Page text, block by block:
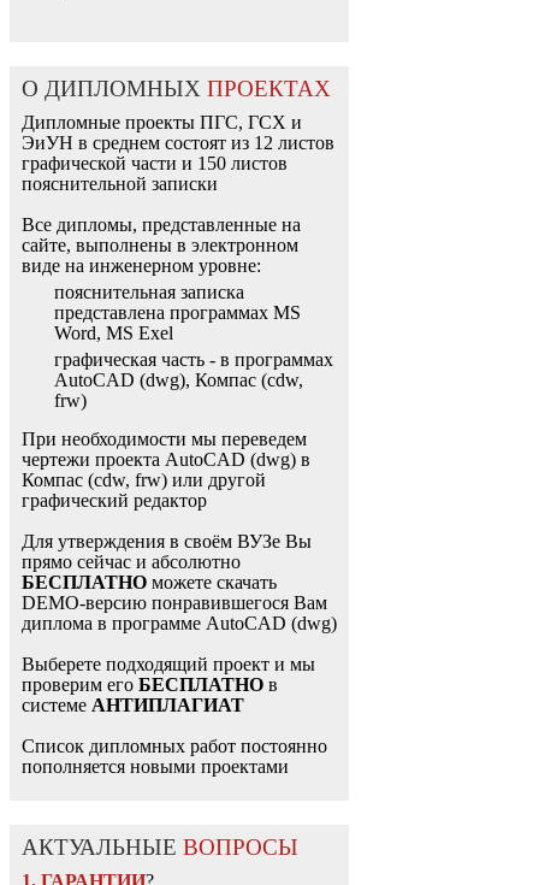
О ДИПЛОМНЫХ ПРОЕКТАХ
Дипломные проекты ПГС, ГСХ и
ЭиУН в среднем состоят из 12 листов
графической части и 150 листов
пояснительной записки
Все дипломы, представленные на
сайте, выполнены в электронном
виде на инженерном уровне:
пояснительная записка
представлена программах MS
Word, MS Exel
графическая часть - в программах
AutoCAD (dwg), Компас (cdw,
frw)
При необходимости мы переведем
чертежи проекта AutoCAD (dwg) в
Компас (cdw, frw) или другой
графический редактор
Для утверждения в своём ВУЗе Вы
прямо сейчас и абсолютно
БЕСПЛАТНО можете скачать
DEMO-версию понравившегося Вам
диплома в программе AutoCAD (dwg)
Выберете подходящий проект и мы
проверим его БЕСПЛАТНО в
системе АНТИПЛАГИАТ
Список дипломных работ постоянно
пополняется новыми проектами
АКТУАЛЬНЫЕ ВОПРОСЫ